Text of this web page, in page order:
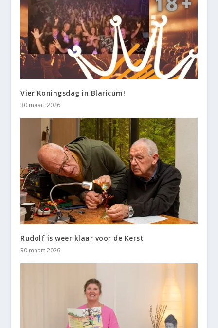
Vier Koningsdag in Blaricum!
30 maart 2026
Rudolf is weer klaar voor de Kerst
30 maart 2026